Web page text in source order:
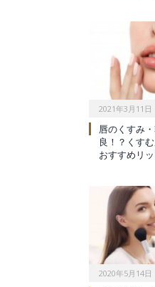
2021年3月11日
唇のくすみ
良！？くす
おすすめリ
2020年5月14日